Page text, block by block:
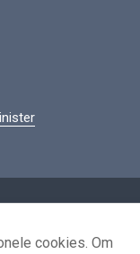
cookies. Om